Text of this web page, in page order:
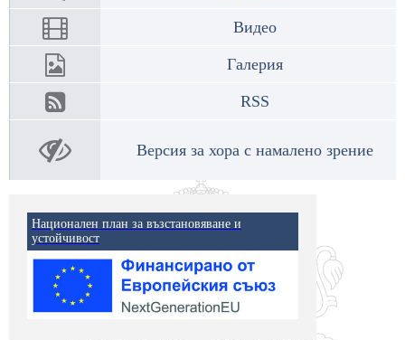
Видео
Галерия
RSS
Версия за хора с намалено зрение
Национален план за възстановяване и
устойчивост